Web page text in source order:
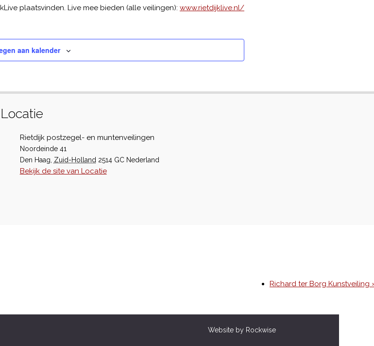
plaatsvinden. Live mee bieden (alle veilingen): www.rietdijklive.nl/
aan kalender
Locatie
Rietdijk postzegel- en muntenveilingen
Noordeinde 41
Den Haag Zuid-Holland 2514 GC Nederland
Bekijk de site van Locatie
Richard ter Borg Kunstveiling
Website by Rockwise